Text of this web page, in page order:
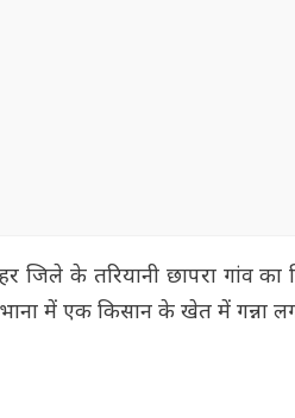
के तरियानी छापरा गांव
में एक किसान के खेत में